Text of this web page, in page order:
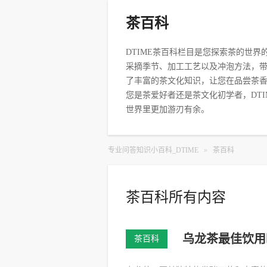
茶百科
DTIME茶百科栏目是您探索茶的世界
采摘季节、加工工艺以及冲泡方法，
了丰富的茶文化知识，让您在品尝茶
您是茶爱好者还是茶文化初学者，
世界里更加游刃有余。
专业问答知识小百科_DTIME » 茶百科
茶百科所有内容
茶百科 乌龙茶最佳饮